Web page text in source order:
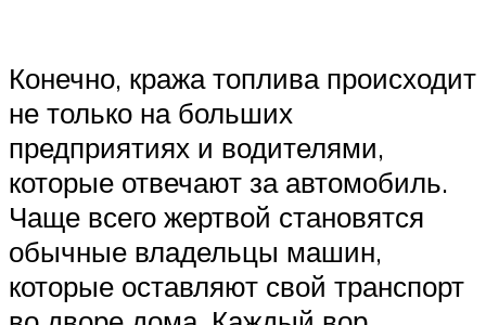
Конечно, кража топлива происходит
не только на больших
предприятиях и водителями,
которые отвечают за автомобиль.
Чаще всего жертвой становятся
обычные владельцы машин,
которые оставляют свой транспорт